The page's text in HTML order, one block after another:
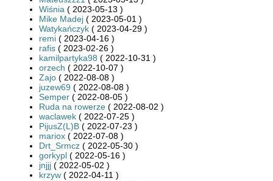
Wiśnia ( 2023-05-13 )
Mike Madej ( 2023-05-01 )
Watykańczyk ( 2023-04-29 )
remi ( 2023-04-16 )
rafis ( 2023-02-26 )
kamilpartyka98 ( 2022-10-31 )
orzech ( 2022-10-07 )
Zajo ( 2022-08-08 )
juzew69 ( 2022-08-08 )
Semper ( 2022-08-05 )
Ruda na rowerze ( 2022-08-02 )
waclawek ( 2022-07-25 )
PijusZ(L)B ( 2022-07-23 )
mariox ( 2022-07-08 )
Drt_Srmcz ( 2022-05-30 )
gorkypl ( 2022-05-16 )
jnjjj ( 2022-05-02 )
krzyw ( 2022-04-11 )